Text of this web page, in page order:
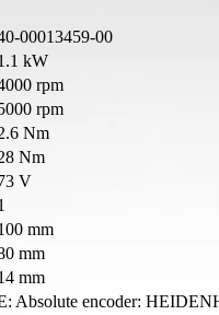
00013459-00
kW
rpm
rpm
Nm
Nm
V
mm
mm
mm
Absolute encoder: